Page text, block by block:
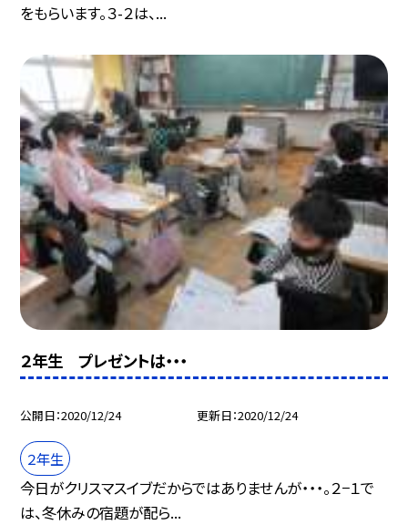
をもらいます。３-２は、...
２年生 プレゼントは・・・
公開日 2020/12/24 更新日 2020/12/24
２年生
今日がクリスマスイブだからではありませんが・・・。２−１で
は、冬休みの宿題が配ら...